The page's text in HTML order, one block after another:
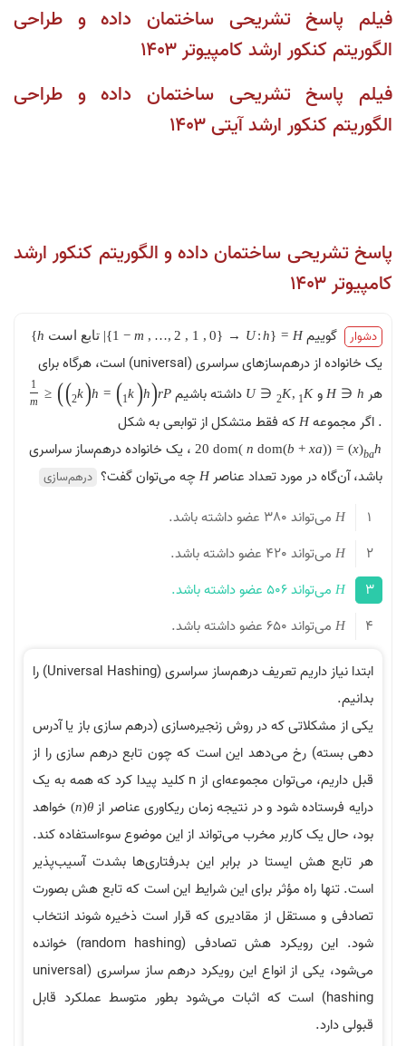
فیلم پاسخ تشریحی ساختمان داده و طراحی
الگوریتم کنکور ارشد کامپیوتر ۱۴۰۳
فیلم پاسخ تشریحی ساختمان داده و طراحی
الگوریتم کنکور ارشد آیتی ۱۴۰۳
پاسخ تشریحی ساختمان داده و الگوریتم کنکور ارشد
کامپیوتر ۱۴۰۳
دشوار گوییمH
=
{
h
:
U
→
{
0
,
1
,
2
,
…
,
m
−
1
}
| تابع است h
}
یک خانواده از درهم‌سازهای سراسری (universal) است، هرگاه برای
هر h
∈
Hو K
1
,
K
2
∈
U داشته باشیم P
r
(
h
(
k
1
)
=
h
(
k
2
)
)
≤
1
m
. اگر مجموعهH که فقط متشکل از توابعی به شکل
h
a
b
(
x
)
=
(
(
a
x
+
b
)
m
o
d
n
)
m
o
d
20 ، یک خانواده درهم‌ساز سراسری
باشد، آن‌گاه در مورد تعداد عناصرH چه می‌توان گفت؟ درهم‌سازی
1
H می‌تواند 380 عضو داشته باشد.
2
H می‌تواند 420 عضو داشته باشد.
3
H می‌تواند 506 عضو داشته باشد.
4
H می‌تواند 650 عضو داشته باشد.
ابتدا نیاز داریم تعریف درهم‌ساز سراسری (Universal Hashing) را
بدانیم.
یکی از مشکلاتی که در روش زنجیره‌سازی (درهم سازی باز یا آدرس
دهی بسته) رخ می‌دهد این است که چون تابع درهم سازی را از
قبل داریم، می‌توان مجموعه‌ای از n کلید پیدا کرد که همه به یک
درایه فرستاده شود و در نتیجه زمان ریکاوری عناصر ازθ
(
n
) خواهد
بود، حال یک کاربر مخرب می‌تواند از این موضوع سوءاستفاده کند.
هر تابع هش ایستا در برابر این بدرفتاری‌ها بشدت آسیب‌پذیر
است. تنها راه مؤثر برای این شرایط این است که تابع هش بصورت
تصادفی و مستقل از مقادیری که قرار است ذخیره شوند انتخاب
شود. این رویکرد هش تصادفی (random hashing) خوانده
می‌شود، یکی از انواع این رویکرد درهم ساز سراسری (universal
hashing) است که اثبات می‌شود بطور متوسط عملکرد قابل
قبولی دارد.